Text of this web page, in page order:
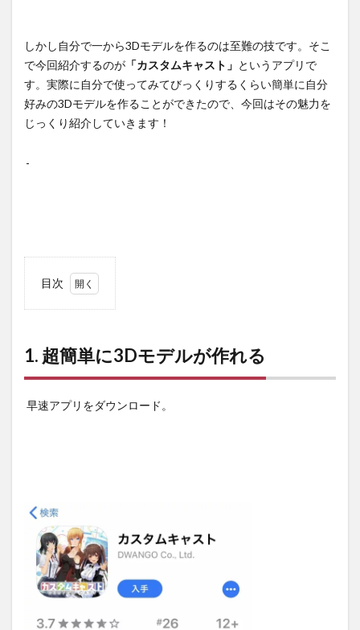
しかし自分で一から3Dモデルを作るのは至難の技です。そこ
で今回紹介するのが 「カスタムキャスト」 というアプリで
す。実際に自分で使ってみてびっくりするくらい簡単に自分
好みの3Dモデルを作ることができたので、今回はその魅力を
じっくり紹介していきます！
目次
に
3D
ルが
AR
3D
モデ
ルが
現実
に登
1. 超簡単に3Dモデルが作れる
早速アプリをダウンロード。